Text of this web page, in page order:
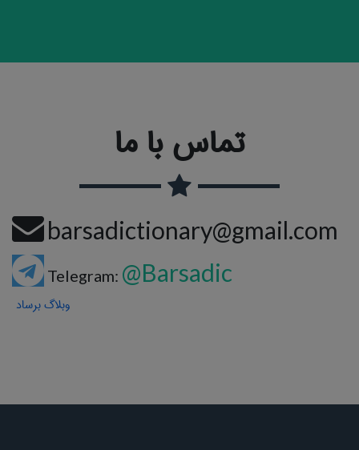
تماس با ما
barsadictionary@gmail.com
Telegram: @Barsadic
وبلاگ برساد